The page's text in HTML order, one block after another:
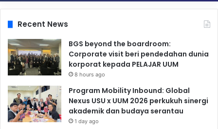
Recent News
BGS beyond the boardroom:
Corporate visit beri pendedahan dunia
korporat kepada PELAJAR UUM
8 hours ago
Program Mobility Inbound: Global
Nexus USU x UUM 2026 perkukuh sinergi
akademik dan budaya serantau
1 day ago